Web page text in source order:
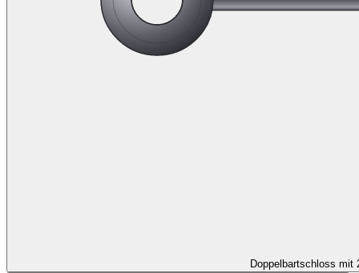
Doppelbartschloss mit